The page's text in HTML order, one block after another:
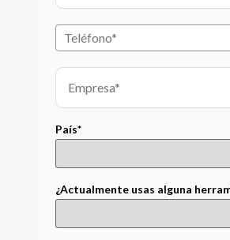
País*
¿Actualmente usas alguna